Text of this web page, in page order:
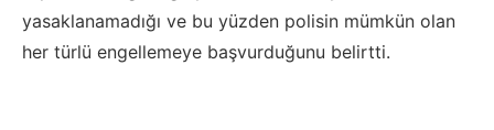
yasaklanamadığı ve bu yüzden polisin mümkün olan
her türlü engellemeye başvurduğunu belirtti.